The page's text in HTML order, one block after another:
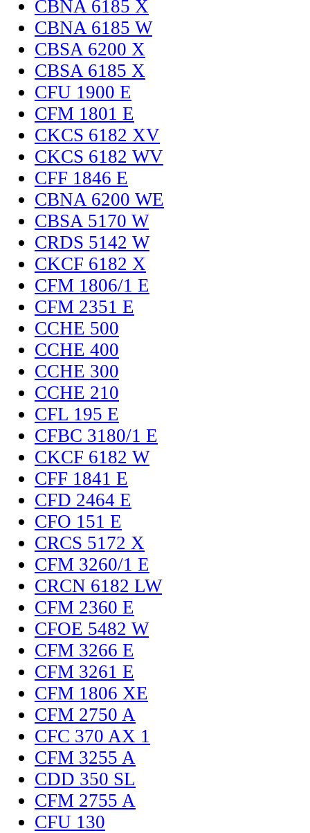
CBNA 6185 X
CBNA 6185 W
CBSA 6200 X
CBSA 6185 X
CFU 1900 E
CFM 1801 E
CKCS 6182 XV
CKCS 6182 WV
CFF 1846 E
CBNA 6200 WE
CBSA 5170 W
CRDS 5142 W
CKCF 6182 X
CFM 1806/1 E
CFM 2351 E
CCHE 500
CCHE 400
CCHE 300
CCHE 210
CFL 195 E
CFBC 3180/1 E
CKCF 6182 W
CFF 1841 E
CFD 2464 E
CFO 151 E
CRCS 5172 X
CFM 3260/1 E
CRCN 6182 LW
CFM 2360 E
CFOE 5482 W
CFM 3266 E
CFM 3261 E
CFM 1806 XE
CFM 2750 A
CFC 370 AX 1
CFM 3255 A
CDD 350 SL
CFM 2755 A
CFU 130